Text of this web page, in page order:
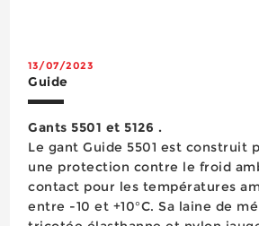
britannique dans le doma...
13/07/2023
Guide
Gants 5501 et 5126 .
Le gant Guide 5501 est construit
une protection contre le froid
contact pour les températures
entre -10 et +10°C. Sa laine de